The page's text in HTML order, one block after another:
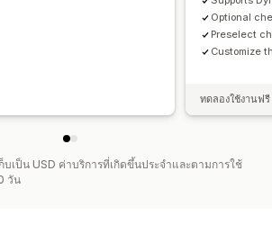
Optional
Preselect
Customize
ทดลองใช้งานฟ
บเป็น USD ค่าบริการที่เกิดขึ้นประจำและตามการใช้
วัน